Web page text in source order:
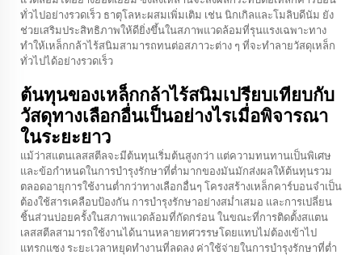
ทั่วไปอย่างรวดเร็ว ธาตุโลหะผสมเพิ่มเติม เช่น นิกเกิลและโมลิบดีนัม ยัง
ช่วยเสริมประสิทธิภาพให้ดียิ่งขึ้นในสภาพแวดล้อมที่รุนแรงเฉพาะทาง
ทำให้เหล็กกล้าไร้สนิมสามารถทนต่อสภาวะต่าง ๆ ที่จะทำลายวัสดุเหล็ก
ทั่วไปได้อย่างรวดเร็ว
ต้นทุนของเหล็กกล้าไร้สนิมเปรียบเทียบกับ
วัสดุทางเลือกอื่นเป็นอย่างไรเมื่อพิจารณา
ในระยะยาว
แม้ว่าสแตนเลสสตีลจะมีต้นทุนเริ่มต้นสูงกว่า แต่ความทนทานเป็นพิเศษ
และข้อกำหนดในการบำรุงรักษาที่ต่ำมากของมันมักส่งผลให้ต้นทุนรวม
ตลอดอายุการใช้งานต่ำกว่าทางเลือกอื่นๆ โครงสร้างเหล็กคาร์บอนจำเป็น
ต้องใช้สารเคลือบป้องกัน การบำรุงรักษาอย่างสม่ำเสมอ และการเปลี่ยน
ชิ้นส่วนบ่อยครั้งในสภาพแวดล้อมที่กัดกร่อน ในขณะที่การติดตั้งสแตน
เลสสตีลสามารถใช้งานได้นานหลายทศวรรษโดยแทบไม่ต้องเข้าไป
แทรกแซง ระยะเวลาหยุดทำงานที่ลดลง ค่าใช้จ่ายในการบำรุงรักษาที่ต่ำ